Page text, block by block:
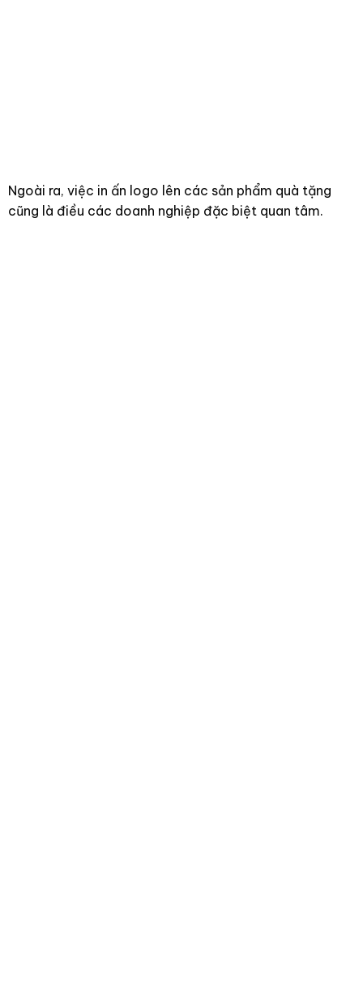
Ngoài ra, việc in ấn logo lên các sản phẩm quà tặng
cũng là điều các doanh nghiệp đặc biệt quan tâm.